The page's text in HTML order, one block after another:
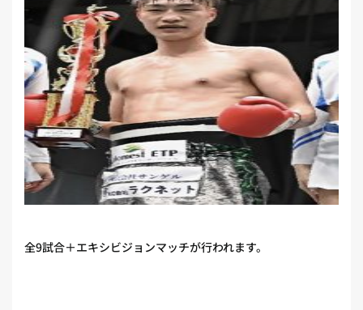
全9試合＋エキシビジョンマッチが行われます。